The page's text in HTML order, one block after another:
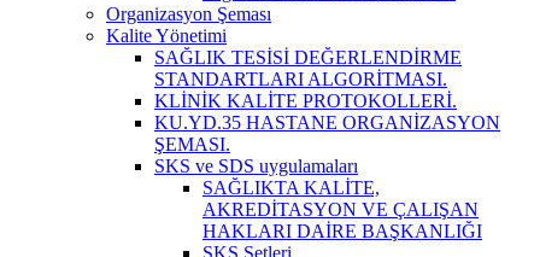
Organizasyon Şeması
Kalite Yönetimi
SAĞLIK TESİSİ DEĞERLENDİRME
STANDARTLARI ALGORİTMASI.
KLİNİK KALİTE PROTOKOLLERİ.
KU.YD.35 HASTANE ORGANİZASYON
ŞEMASI.
SKS ve SDS uygulamaları
SAĞLIKTA KALİTE,
AKREDİTASYON VE ÇALIŞAN
HAKLARI DAİRE BAŞKANLIĞI
SKS Setleri